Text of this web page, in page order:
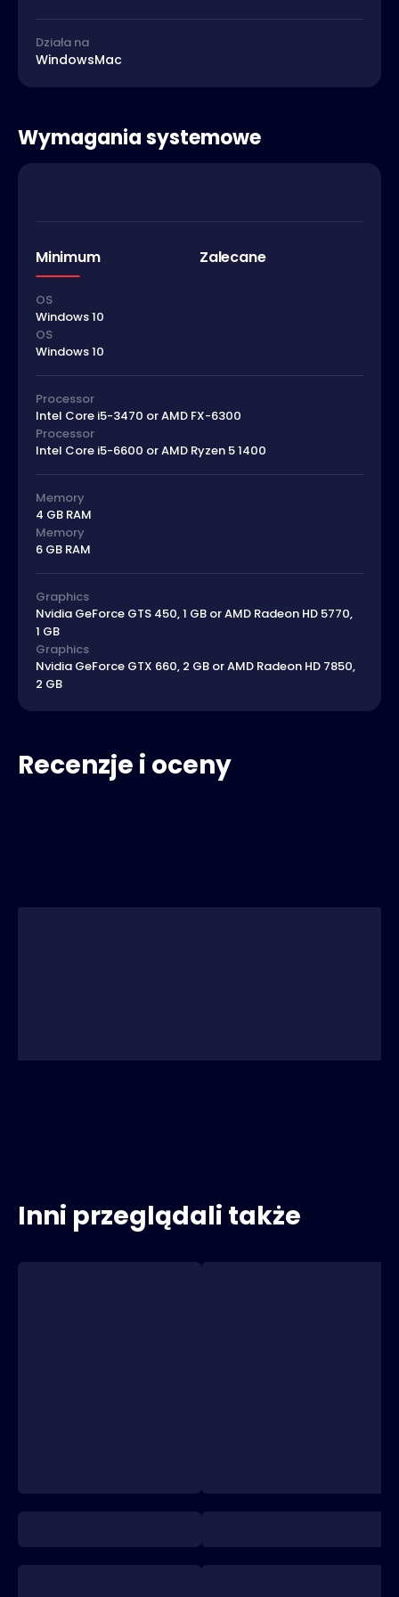
Działa na
WindowsMac
Wymagania systemowe
Minimum Zalecane
OS
Windows 10
OS
Windows 10
Processor
Intel Core i5-3470 or AMD FX-6300
Processor
Intel Core i5-6600 or AMD Ryzen 5 1400
Memory
4 GB RAM
Memory
6 GB RAM
Graphics
Nvidia GeForce GTS 450, 1 GB or AMD Radeon HD 5770,
1 GB
Graphics
Nvidia GeForce GTX 660, 2 GB or AMD Radeon HD 7850,
2 GB
Recenzje i oceny
Inni przeglądali także